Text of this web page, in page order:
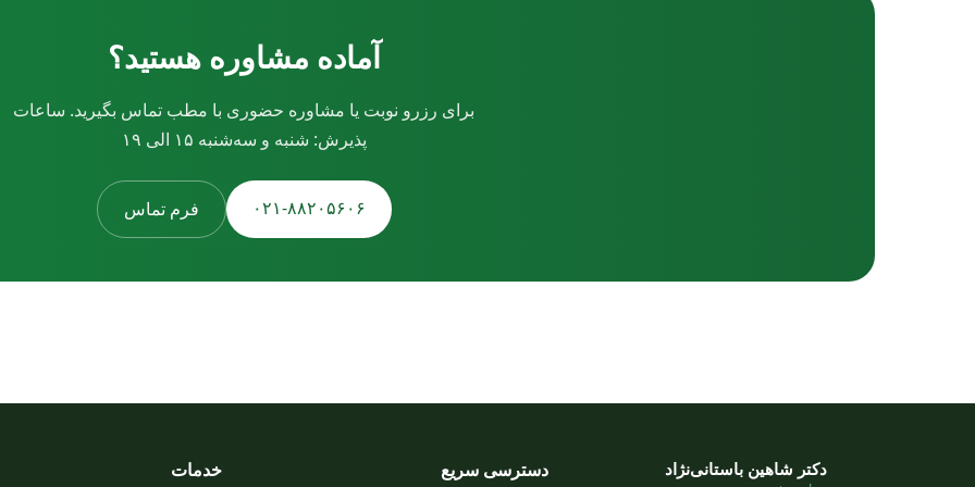
آماده مشاوره هستید؟
برای رزرو نوبت یا مشاوره حضوری با مطب تماس بگیرید. ساعات
پذیرش: شنبه و سه‌شنبه ۱۵ الی ۱۹
۰۲۱-۸۸۲۰۵۶۰۶ فرم تماس
دکتر شاهین باستانی‌نژاد دسترسی سریع خدمات